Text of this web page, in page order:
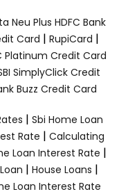
Neu Plus HDFC Bank
Card | RupiCard |
Platinum Credit Card
SimplyClick Credit
Buzz Credit Card
| Sbi Home Loan
Rate | Calculating
Loan Interest Rate |
| House Loans |
Loan Interest Rate